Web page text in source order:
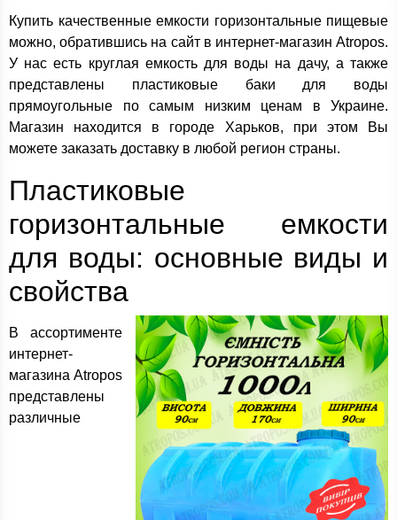
Купить качественные емкости горизонтальные пищевые
можно, обратившись на сайт в интернет-магазин Atropos.
У нас есть круглая емкость для воды на дачу, а также
представлены пластиковые баки для воды
прямоугольные по самым низким ценам в Украине.
Магазин находится в городе Харьков, при этом Вы
можете заказать доставку в любой регион страны.
Пластиковые
горизонтальные емкости
для воды: основные виды и
свойства
В ассортименте
интернет-
магазина Atropos
представлены
различные